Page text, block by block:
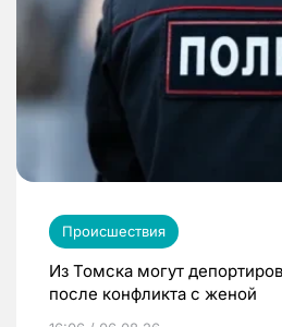
Происшествия
Из Томска могут
после конфликта с женой